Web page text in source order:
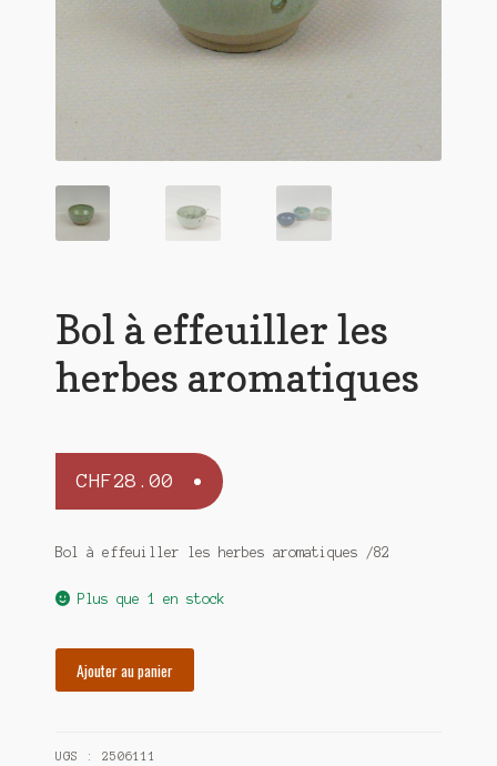
Bol à effeuiller les
herbes aromatiques
CHF28.00
Bol à effeuiller les herbes aromatiques /82
Plus que 1 en stock
effeuiller
Ajouter au panier
UGS : 2506111